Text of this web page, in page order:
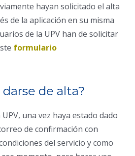
hayan solicitado el alta
de la aplicación en su misma
de la UPV han de solicitar
formulario
darse de alta?
UPV, una vez haya estado dado
de confirmación con
del servicio y como